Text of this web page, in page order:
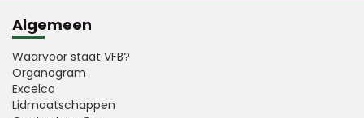
Algemeen
Waarvoor staat VFB?
Organogram
Excelco
Lidmaatschappen